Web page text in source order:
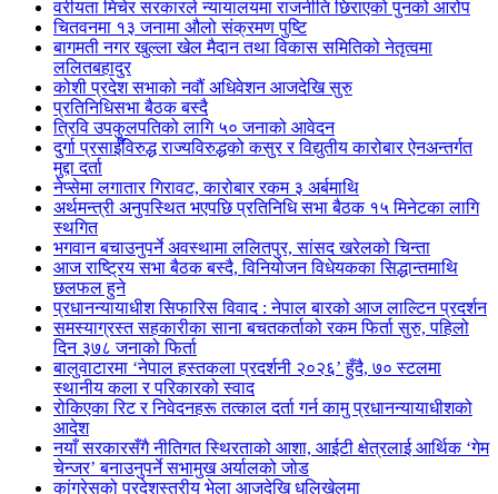
वरीयता मिचेर सरकारले न्यायालयमा राजनीति छिराएको पुनको आरोप
चितवनमा १३ जनामा औलो संक्रमण पुष्टि
बागमती नगर खुल्ला खेल मैदान तथा विकास समितिको नेतृत्वमा
ललितबहादुर
कोशी प्रदेश सभाको नवौं अधिवेशन आजदेखि सुरु
प्रतिनिधिसभा बैठक बस्दै
त्रिवि उपकुलपतिको लागि ५० जनाको आवेदन
दुर्गा प्रसाईँविरुद्ध राज्यविरुद्धको कसुर र विद्युतीय कारोबार ऐनअन्तर्गत
मुद्दा दर्ता
नेप्सेमा लगातार गिरावट, कारोबार रकम ३ अर्बमाथि
अर्थमन्त्री अनुपस्थित भएपछि प्रतिनिधि सभा बैठक १५ मिनेटका लागि
स्थगित
भगवान बचाउनुपर्ने अवस्थामा ललितपुर, सांसद खरेलको चिन्ता
आज राष्ट्रिय सभा बैठक बस्दै, विनियोजन विधेयकका सिद्धान्तमाथि
छलफल हुने
प्रधानन्यायाधीश सिफारिस विवाद : नेपाल बारको आज लाल्टिन प्रदर्शन
समस्याग्रस्त सहकारीका साना बचतकर्ताको रकम फिर्ता सुरु, पहिलो
दिन ३७८ जनाको फिर्ता
बालुवाटारमा ‘नेपाल हस्तकला प्रदर्शनी २०२६’ हुँदै, ७० स्टलमा
स्थानीय कला र परिकारको स्वाद
रोकिएका रिट र निवेदनहरू तत्काल दर्ता गर्न कामु प्रधानन्यायाधीशको
आदेश
नयाँ सरकारसँगै नीतिगत स्थिरताको आशा, आईटी क्षेत्रलाई आर्थिक ‘गेम
चेन्जर’ बनाउनुपर्ने सभामुख अर्यालको जोड
कांग्रेसको प्रदेशस्तरीय भेला आजदेखि धुलिखेलमा